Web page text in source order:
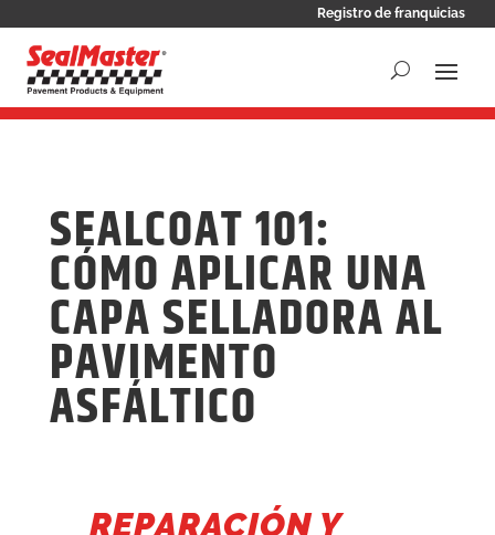
Registro de franquicias
SEALCOAT 101:
CÓMO APLICAR UNA
CAPA SELLADORA AL
PAVIMENTO
ASFÁLTICO
REPARACIÓN Y